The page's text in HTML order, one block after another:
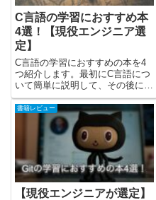
C言語の学習におすすめ本
4選！【現役エンジニア選
定】
C言語の学習におすすめの本を4
つ紹介します。最初にC言語につ
いて簡単に説明して、その後にお
すすめの本を紹介しました。最後
に、C言語を「どの本で学ぶのが
良いか」の考察をまとめています
ので、確認してみてください。
yasuaki筆者のC言語歴は、...
書籍レビュー
【現役エンジニアが選定】